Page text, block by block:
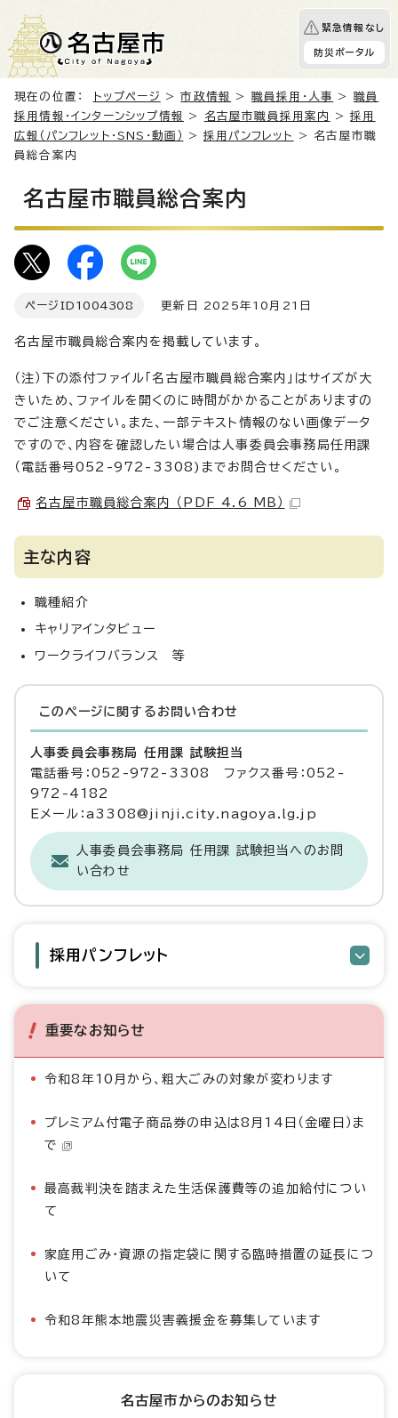
緊急情報なし
防災ポータル
現在の位置： トップページ >市政情報 > 職員採用・人事 > 職員
採用情報・インターンシップ情報
> 名古屋市職員採用案内 >採用
広報（パンフレット・SNS・動画）
>採用パンフレット
> 名古屋市職
員総合案内
名古屋市職員総合案内
ページID 1004308 更新日 2025年10月21日
名古屋市職員総合案内を掲載しています。
（注）下の添付ファイル「名古屋市職員総合案内」はサイズが大
きいため、ファイルを開くのに時間がかかることがありますの
でご注意ください。また、一部テキスト情報のない画像データ
ですので、内容を確認したい場合は人事委員会事務局任用課
（電話番号052-972-3308)までお問合せください。
名古屋市職員総合案内 （PDF 4.6 MB）
主な内容
職種紹介
キャリアインタビュー
ワークライフバランス 等
このページに関する お問い合わせ
人事委員会事務局 任用課 試験担当
電話番号：052-972-3308 ファクス番号：052-
972-4182
Eメール：a3308@jinji.city.nagoya.lg.jp
人事委員会事務局 任用課 試験担当へのお問
い合わせ
採用パンフレット
重要なお知らせ
令和8年10月から、粗大ごみの対象が変わります
プレミアム付電子商品券の申込は8月14日（金曜日）ま
で
最高裁判決を踏まえた生活保護費等の追加給付につい
て
家庭用ごみ・資源の指定袋に関する臨時措置の延長につ
いて
令和8年熊本地震災害義援金を募集しています
名古屋市からのお知らせ